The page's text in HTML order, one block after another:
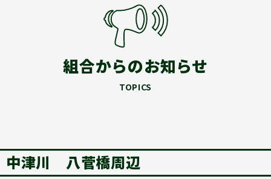
組合からのお知らせ
TOPICS
中津川 八菅橋周辺